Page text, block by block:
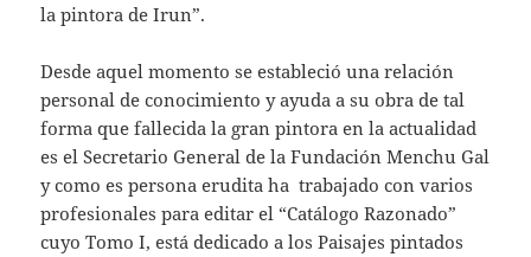
la pintora de Irun”.
Desde aquel momento se estableció una relación
personal de conocimiento y ayuda a su obra de tal
forma que fallecida la gran pintora en la actualidad
es el Secretario General de la Fundación Menchu Gal
y como es persona erudita ha trabajado con varios
profesionales para editar el “Catálogo Razonado”
cuyo Tomo I, está dedicado a los Paisajes pintados